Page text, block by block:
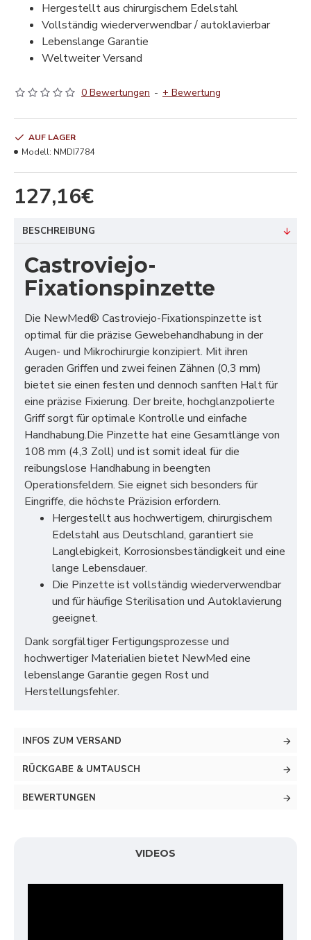
Hergestellt aus chirurgischem Edelstahl
Vollständig wiederverwendbar / autoklavierbar
Lebenslange Garantie
Weltweiter Versand
0 Bewertungen - + Bewertung
127,16€
AUF LAGER
Modell: NMDI7784
BESCHREIBUNG
Castroviejo-
Fixationspinzette
Die NewMed® Castroviejo-Fixationspinzette ist
optimal für die präzise Gewebehandhabung in der
Augen- und Mikrochirurgie konzipiert. Mit ihren
geraden Griffen und zwei feinen Zähnen (0,3 mm)
bietet sie einen festen und dennoch sanften Halt für
eine präzise Fixierung. Der breite, hochglanzpolierte
Griff sorgt für optimale Kontrolle und einfache
Handhabung.Die Pinzette hat eine Gesamtlänge von
108 mm (4,3 Zoll) und ist somit ideal für die
reibungslose Handhabung in beengten
Operationsfeldern. Sie eignet sich besonders für
Eingriffe, die höchste Präzision erfordern.
Hergestellt aus hochwertigem, chirurgischem
Edelstahl aus Deutschland, garantiert sie
Langlebigkeit, Korrosionsbeständigkeit und eine
lange Lebensdauer.
Die Pinzette ist vollständig wiederverwendbar
und für häufige Sterilisation und Autoklavierung
geeignet.
Dank sorgfältiger Fertigungsprozesse und
hochwertiger Materialien bietet NewMed eine
lebenslange Garantie gegen Rost und
Herstellungsfehler.
INFOS ZUM VERSAND
RÜCKGABE & UMTAUSCH
BEWERTUNGEN
VIDEOS